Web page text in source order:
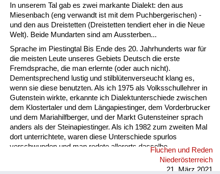
gestellt habe. Ich beteuerte, mich gar nicht mehr daran
erinnern zu kön...
In unserem Tal gab es zwei markante Dialekt: den aus
Miesenbach (eng verwandt ist mit dem Puchbergerischen) -
und den aus Dreistetten (Dreistetten tendiert eher in die Neue
Welt). Beide Mundarten sind am Aussterben...
Sprache im Piestingtal Bis Ende des 20. Jahrhunderts war für
die meisten Leute unseres Gebiets Deutsch die erste
Fremdsprache, die man erlernte (oder auch nicht).
Dementsprechend lustig und stilblütenverseucht klang es,
wenn sie diese benutzten. Als ich 1975 als Volksschullehrer in
Gutenstein wirkte, erkannte ich Dialektunterschiede zwischen
dem Klostertaler und dem Längapiestinger, dem Vorderbrucker
und dem Mariahilfberger, und der Markt Gutensteiner sprach
anders als der Steinapiestinger. Als ich 1982 zum zweiten Mal
dort unterrichtete, waren diese Unterschiede spurlos
verschwunden und man redete allerorts dasselbe
Mischmasch aus Wienerisch plus ein paar ländlichen
Ausdrücken. Nächste Lehrerstation war Pernitz. Miesenbach
Fluchen und Reden
Niederösterreich
21. März 2021